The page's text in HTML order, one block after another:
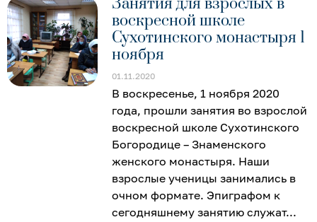
воскресной школе
Сухотинского монастыря 1
ноября
01.11.2020
В воскресенье, 1 ноября 2020
года, прошли занятия во взрослой
воскресной школе Сухотинского
Богородице – Знаменского
женского монастыря. Наши
взрослые ученицы занимались в
очном формате. Эпиграфом к
сегодняшнему занятию служат